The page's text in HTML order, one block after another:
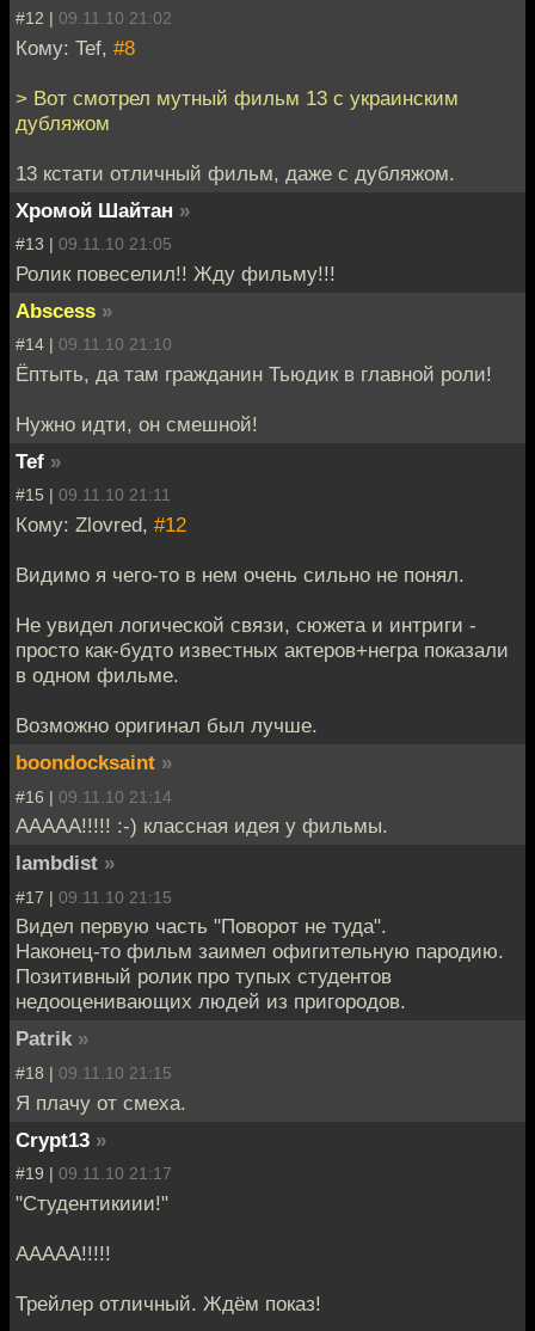
#12 | 09.11.10 21:02
Кому: Tef, #8
> Вот смотрел мутный фильм 13 с украинским
дубляжом
13 кстати отличный фильм, даже с дубляжом.
Хромой Шайтан »
#13 | 09.11.10 21:05
Ролик повеселил!! Жду фильму!!!
Abscess »
#14 | 09.11.10 21:10
Ёптыть, да там гражданин Тьюдик в главной роли!
Нужно идти, он смешной!
Tef »
#15 | 09.11.10 21:11
Кому: Zlovred, #12
Видимо я чего-то в нем очень сильно не понял.
Не увидел логической связи, сюжета и интриги -
просто как-будто известных актеров+негра показали
в одном фильме.
Возможно оригинал был лучше.
boondocksaint »
#16 | 09.11.10 21:14
ААААА!!!!! :-) классная идея у фильмы.
lambdist »
#17 | 09.11.10 21:15
Видел первую часть "Поворот не туда".
Наконец-то фильм заимел офигительную пародию.
Позитивный ролик про тупых студентов
недооценивающих людей из пригородов.
Patrik »
#18 | 09.11.10 21:15
Я плачу от смеха.
Crypt13 »
#19 | 09.11.10 21:17
"Студентикиии!"
ААААА!!!!!
Трейлер отличный. Ждём показ!